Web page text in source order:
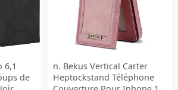
6,1
de
n. Bekus Vertical Carter
Heptockstand Téléphone